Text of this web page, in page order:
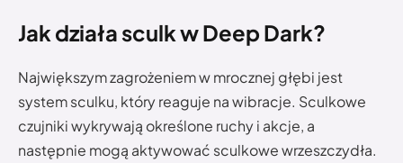
Jak działa sculk w Deep Dark?
Największym zagrożeniem w mrocznej głębi jest
system sculku, który reaguje na wibracje. Sculkowe
czujniki wykrywają określone ruchy i akcje, a
następnie mogą aktywować sculkowe wrzeszczydła.